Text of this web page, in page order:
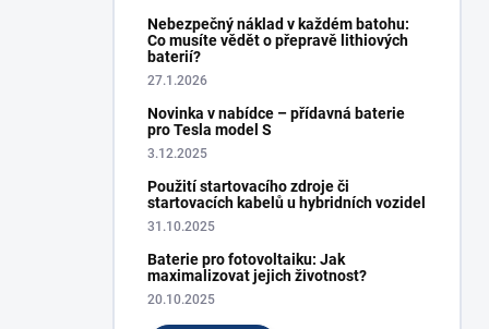
Nebezpečný náklad v každém batohu:
Co musíte vědět o přepravě lithiových
baterií?
27.1.2026
Novinka v nabídce – přídavná baterie
pro Tesla model S
3.12.2025
Použití startovacího zdroje či
startovacích kabelů u hybridních vozidel
31.10.2025
Baterie pro fotovoltaiku: Jak
maximalizovat jejich životnost?
20.10.2025